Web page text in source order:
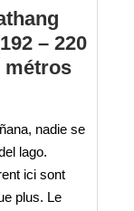
– 220
métros
nadie se
lago.
ici sont
plus. Le